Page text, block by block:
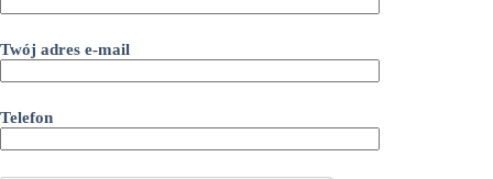
Twój adres e-mail
Telefon